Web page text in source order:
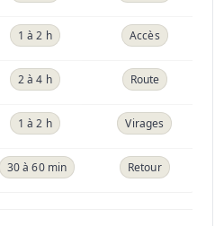
1 à 2 h Accès
2 à 4 h Route
1 à 2 h Virages
30 à 60 min Retour